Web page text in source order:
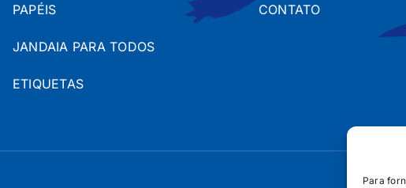
Para
PAPÉIS
JANDAIA PARA TODOS
ETIQUETAS
CONTATO